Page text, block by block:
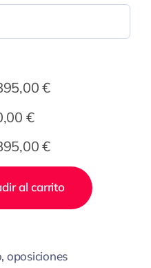
€
€
€
al carrito
, oposiciones